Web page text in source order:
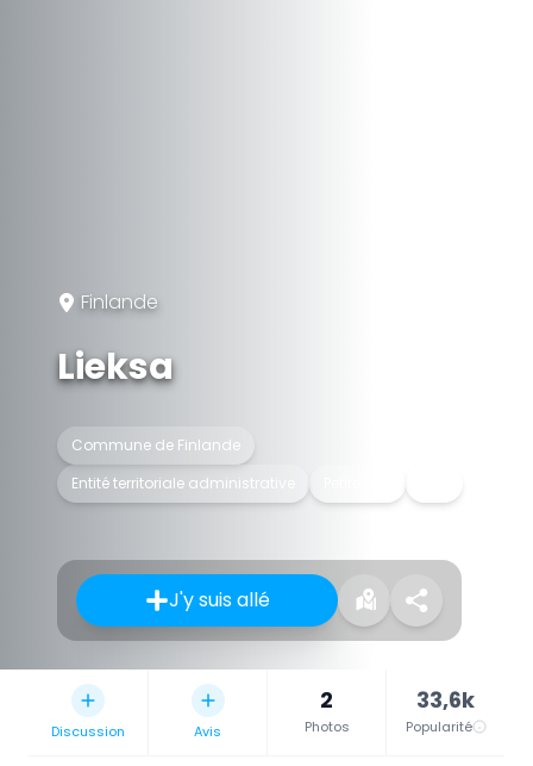
Finlande
Lieksa
Commune de Finlande
Entité territoriale administrative
J'y suis allé
Discussion Avis
2
Photos
33,6k
Popularité